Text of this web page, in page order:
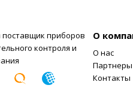
поставщик приборов
контроля и
О
О нас
Партнеры
Контакты